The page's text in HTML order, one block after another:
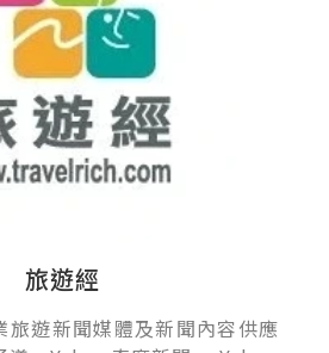
旅遊經
旅遊新聞媒體及新聞內容供應